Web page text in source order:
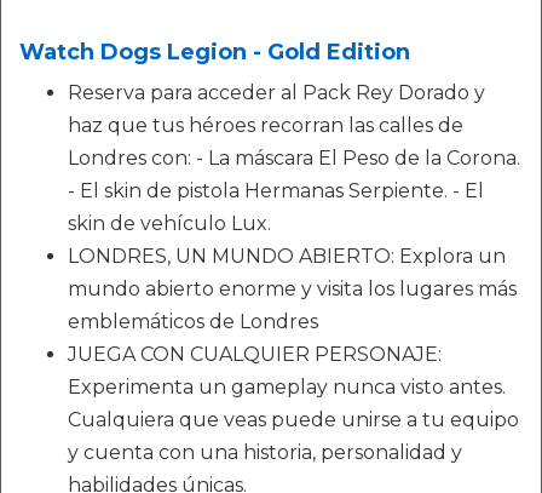
Watch Dogs Legion - Gold Edition
Reserva para acceder al Pack Rey Dorado y
haz que tus héroes recorran las calles de
Londres con: - La máscara El Peso de la Corona.
- El skin de pistola Hermanas Serpiente. - El
skin de vehículo Lux.
LONDRES, UN MUNDO ABIERTO: Explora un
mundo abierto enorme y visita los lugares más
emblemáticos de Londres
JUEGA CON CUALQUIER PERSONAJE:
Experimenta un gameplay nunca visto antes.
Cualquiera que veas puede unirse a tu equipo
y cuenta con una historia, personalidad y
habilidades únicas.